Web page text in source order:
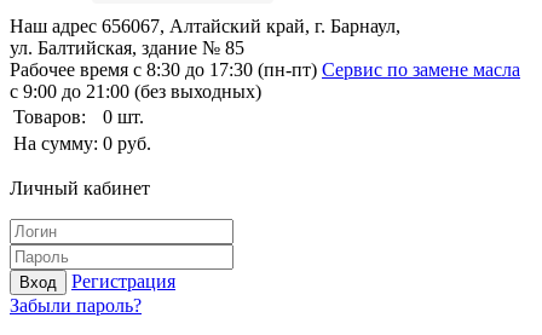
Наш адрес 656067, Алтайский край, г. Барнаул,
ул. Балтийская, здание № 85
Рабочее время с 8:30 до 17:30 (пн-пт) Сервис по замене масла
с 9:00 до 21:00 (без выходных)
Товаров:
0 шт.
На сумму: 0 руб.
Личный кабинет
Вход
Регистрация
Забыли пароль?